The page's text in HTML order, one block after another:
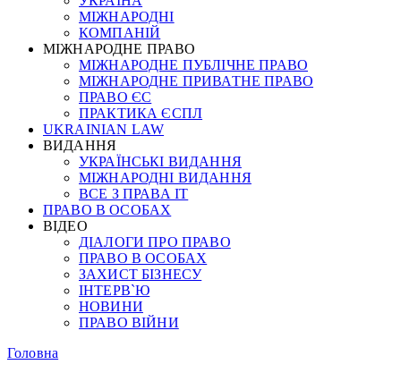
МІЖНАРОДНІ
КОМПАНІЙ
МІЖНАРОДНЕ ПРАВО
МІЖНАРОДНЕ ПУБЛІЧНЕ ПРАВО
МІЖНАРОДНЕ ПРИВАТНЕ ПРАВО
ПРАВО ЄС
ПРАКТИКА ЄСПЛ
UKRAINIAN LAW
ВИДАННЯ
УКРАЇНСЬКІ ВИДАННЯ
МІЖНАРОДНІ ВИДАННЯ
ВСЕ З ПРАВА ІТ
ПРАВО В ОСОБАХ
ВІДЕО
ДІАЛОГИ ПРО ПРАВО
ПРАВО В ОСОБАХ
ЗАХИСТ БІЗНЕСУ
ІНТЕРВ`Ю
НОВИНИ
ПРАВО ВІЙНИ
Головна